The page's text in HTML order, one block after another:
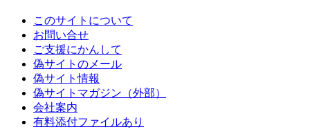
このサイトについて
お問い合せ
ご支援にかんして
偽サイトのメール
偽サイト情報
偽サイトマガジン（外部）
会社案内
有料添付ファイルあり